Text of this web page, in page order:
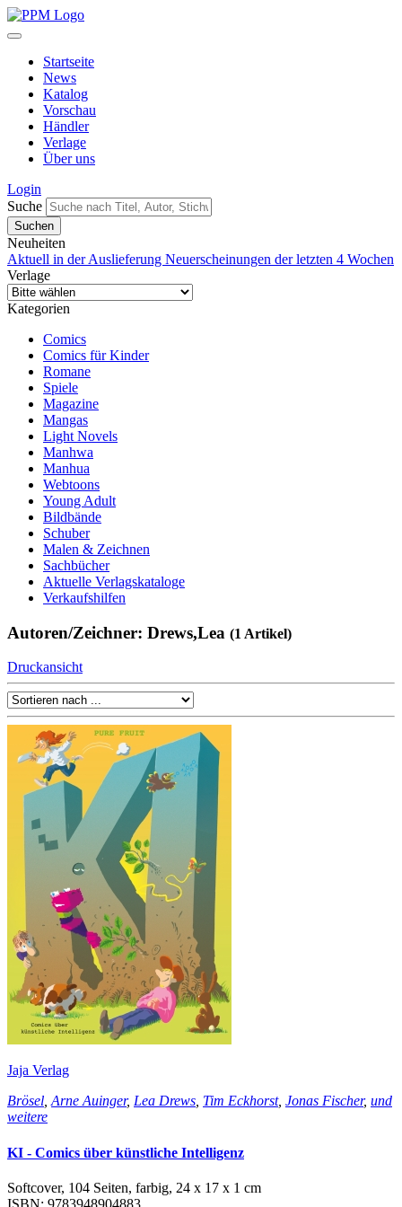
Startseite
News
Katalog
Vorschau
Händler
Verlage
Über uns
Login
Suche
Neuheiten
Aktuell in der Auslieferung Neuerscheinungen der letzten 4 Wochen
Verlage
Kategorien
Comics
Comics für Kinder
Romane
Spiele
Magazine
Mangas
Light Novels
Manhwa
Manhua
Webtoons
Young Adult
Bildbände
Schuber
Malen & Zeichnen
Sachbücher
Aktuelle Verlagskataloge
Verkaufshilfen
Autoren/Zeichner: Drews,Lea (1 Artikel)
Druckansicht
Jaja Verlag
Brösel,Arne Auinger, Lea Drews, Tim Eckhorst, Jonas Fischer, und
weitere
KI - Comics über künstliche Intelligenz
Softcover, 104 Seiten, farbig, 24 x 17 x 1 cm
ISBN: 9783948904883